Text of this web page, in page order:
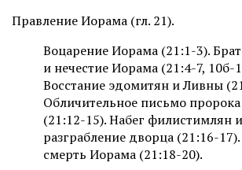
Правление Иорама (гл. 21).
Воцарение Иорама (21:1-3).
и нечестие Иорама (21:4-7, 10б-
Восстание эдомитян и Ливны
Обличительное письмо
(21:12-15). Набег филистимлян
разграбление дворца (21:16-
смерть Иорама (21:18-20).